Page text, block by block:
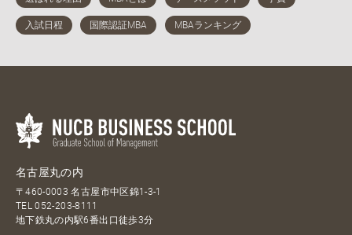
名古屋丸の内
〒460-0003 名古屋市中区錦1-3-1
TEL052-203-8111
地下鉄丸の内駅6番出口徒歩3分